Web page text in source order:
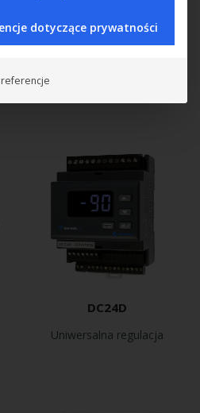
DC01
DC24D
Uniwersalna regulacja
dotyczące prywatności